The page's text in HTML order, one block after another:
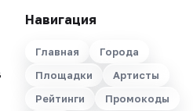
Навигация
Главная
Города
Площадки
Артисты
Рейтинги
Промокоды